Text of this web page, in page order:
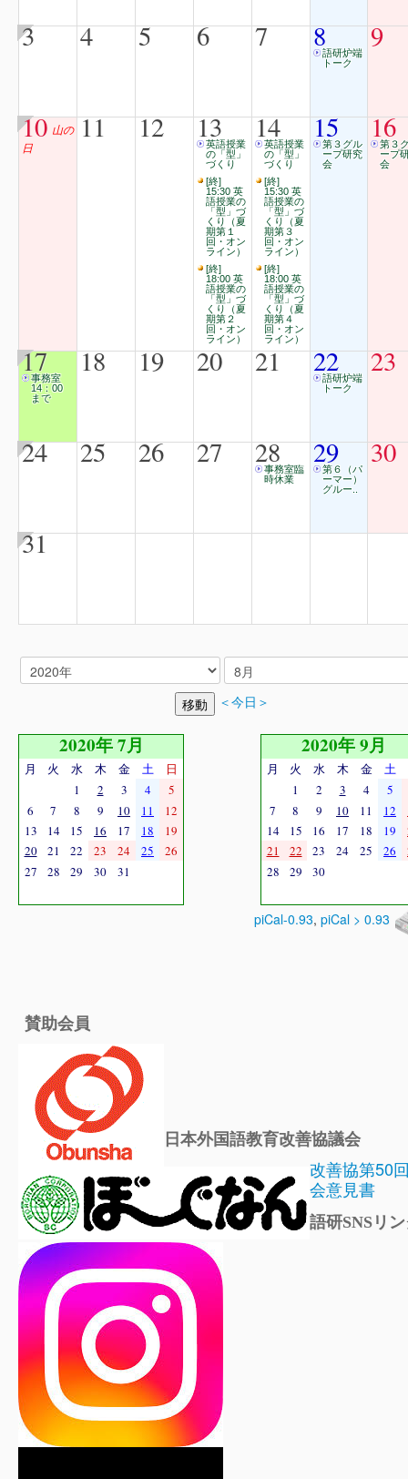
3 4 5 6 7 8語研炉端
トーク
9
10 山の
日
11 12 13
英語授業
の「型」
づくり
[終]
15:30 英
語授業の
「型」づ
くり（夏
期第１
回・オン
ライン）
[終]
18:00 英
語授業の
「型」づ
くり（夏
期第２
回・オン
ライン）
14
英語授業
の「型」
づくり
[終]
15:30 英
語授業の
「型」づ
くり（夏
期第３
回・オン
ライン）
[終]
18:00 英
語授業の
「型」づ
くり（夏
期第４
回・オン
ライン）
15
第３グル
ープ研究
会
16
第３
ープ
会
17
事務室
14：00
まで
18 19 20 21 22
語研炉端
トーク
23
24 25 26 27 28
事務室臨
時休業
29
第６（パ
ーマー）
グルー..
30
31
＜今日＞
2020年 7月
月 火 水 木 金 土
日
1
2 3 4
5
6
7 8 9 10 11
12
13
14 15 16 17 18
19
20
21 22 23 24 25
26
27
28 29 30 31
2020年 9月
月 火 水 木 金 土
1
2 3 4
5
7
8 9 10 11 12
14
15 16 17 18 19
21
22 23 24 25 26
28
29 30
piCal-0.93, piCal > 0.93
賛助会員
日本外国語教育改善協議会
改善協第50
会意見書
語研SNSリ